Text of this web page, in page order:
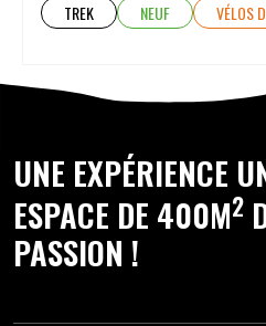
TREK NEUF VÉLOS
UNE EXPÉRIENCE
ESPACE DE 400M2
PASSION !